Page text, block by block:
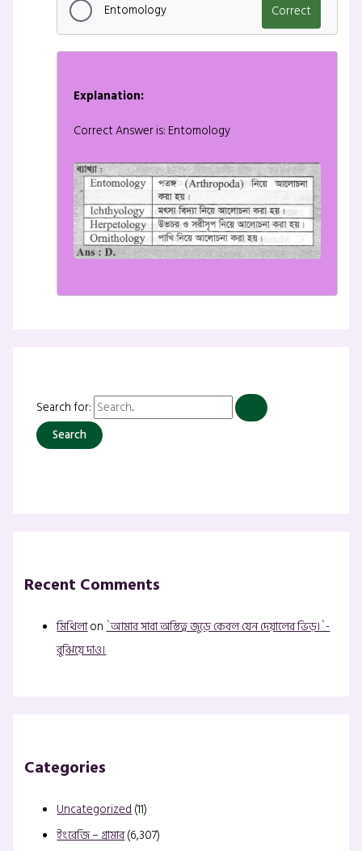
Entomology Correct
Explanation:
Correct Answer is: Entomology
Search for:
Recent Comments
মিথিলাon `আমার সারা অস্তিত্ব জুড়ে কেবল যেন দেয়ালের ভিড়।`-
বুঝিয়ে দাও।
Categories
Uncategorized (11)
ইংরেজি – গ্রামার(6,307)